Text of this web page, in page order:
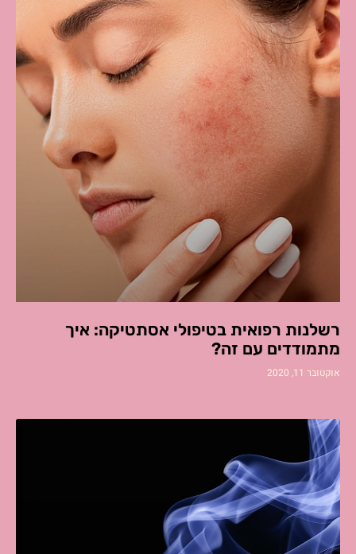
רשלנות רפואית בטיפולי אסתטיקה: איך
מתמודדים עם זה?
אוקטובר 11, 2020